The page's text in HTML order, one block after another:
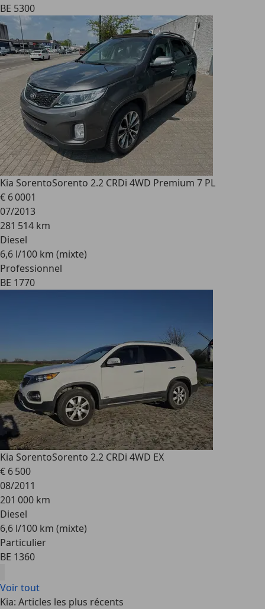
BE 5300
Kia SorentoSorento 2.2 CRDi 4WD Premium 7 PL
€ 6 0001
07/2013
281 514 km
Diesel
6,6 l/100 km (mixte)
Professionnel
BE 1770
Kia SorentoSorento 2.2 CRDi 4WD EX
€ 6 500
08/2011
201 000 km
Diesel
6,6 l/100 km (mixte)
Particulier
BE 1360
Voir tout
Kia: Articles les plus récents